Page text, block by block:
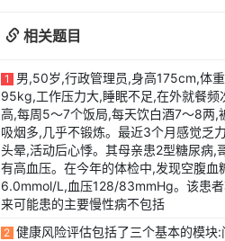
相关题目
1
男,50岁,行政管理员,身高175cm,体重
95kg,工作压力大,睡眠不足,在外就餐频
高,每周5～7个饭局,每天饮白酒7～8两,
吸烟多,几乎不锻炼。最近3个月感觉乏力
头晕,活动后心悸。其母亲患2型糖尿病,
有高血压。在今年的体检中,发现空腹血
6.0mmol/L,血压128/83mmHg。该患
来可能患的主要慢性病不包括
2 健康风险评估包括了三个基本的模块: